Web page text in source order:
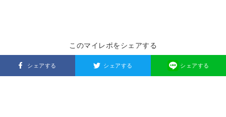
このマイレポをシェアする
シェアする シェアする シェアする